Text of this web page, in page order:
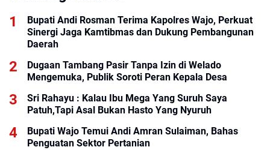
Bupati Andi Rosman Terima Kapolres Wajo, Perkuat
Sinergi Jaga Kamtibmas dan Dukung Pembangunan
Daerah
Dugaan Tambang Pasir Tanpa Izin di Welado
Mengemuka, Publik Soroti Peran Kepala Desa
Sri Rahayu : Kalau Ibu Mega Yang Suruh Saya
Patuh,Tapi Asal Bukan Hasto Yang Nyuruh
Bupati Wajo Temui Andi Amran Sulaiman, Bahas
Penguatan Sektor Pertanian